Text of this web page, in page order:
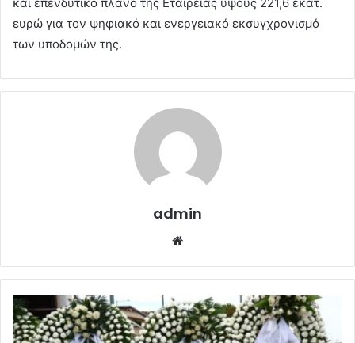
ευρώ για τον ψηφιακό και ενεργειακό εκσυγχρονισμό
των υποδομών της.
admin